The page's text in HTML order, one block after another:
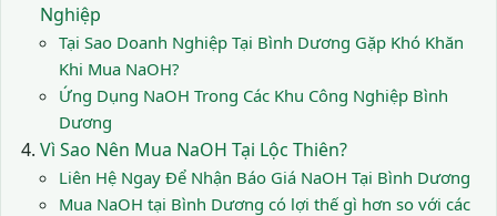
Nghiệp
Tại Sao Doanh Nghiệp Tại Bình Dương Gặp Khó Khăn
Khi Mua NaOH?
Ứng Dụng NaOH Trong Các Khu Công Nghiệp Bình
Dương
Vì Sao Nên Mua NaOH Tại Lộc Thiên?
Liên Hệ Ngay Để Nhận Báo Giá NaOH Tại Bình Dương
Mua NaOH tại Bình Dương có lợi thế gì hơn so với các